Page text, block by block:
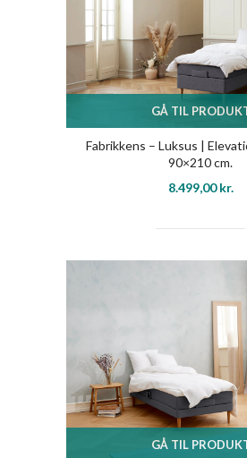
GÅ TIL
Fabrikkens – Luksus |
90×210 cm.
8.499,00kr.
GÅ TIL